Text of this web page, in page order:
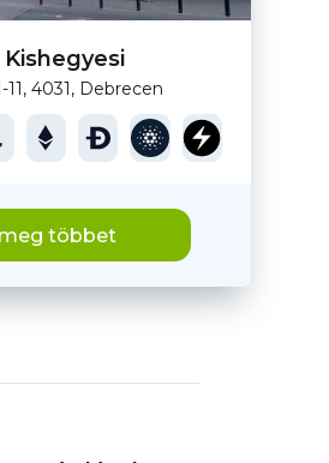
4031, Debrecen
többet